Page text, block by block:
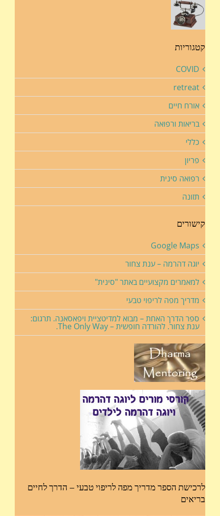
קטגוריות
COVID
retreat
אורח חיים
בריאות ורפואה
כללי
פריון
רפואה סינית
תזונה
קישורים
Google Maps
יוגה דהרמה – ענת צחור
למאמרים מקצועיים באתר "סינית"
מדריך מפה לריפוי טבעי
ספר הדרך האחת – מבוא למדיטציית ויפאסאנה. תרגום:
ענת צחור. להורדה חופשית – The Only Way.
לרכישת הספר מדריך מפה לריפוי טבעי – הדרך לחיים
בריאים